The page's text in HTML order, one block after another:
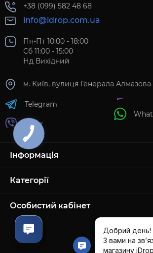
+38 (099) 582 48 68
info@idrop.com.ua
Пн-Пт 10:00 - 18:00
Сб 11:00 - 15:00
Нд Вихідний
м. Київ, вулиця Генерала Алмазова
Telegram
Viber
Інформація
Категорії
Особистий кабінет